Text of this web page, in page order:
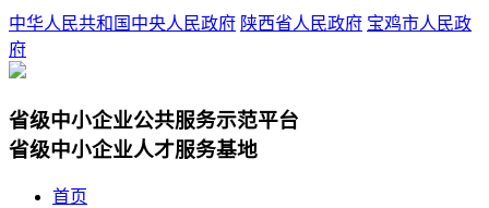
中华人民共和国中央人民政府 陕西省人民政府 宝鸡市人民政
府
省级中小企业公共服务示范平台
省级中小企业人才服务基地
首页